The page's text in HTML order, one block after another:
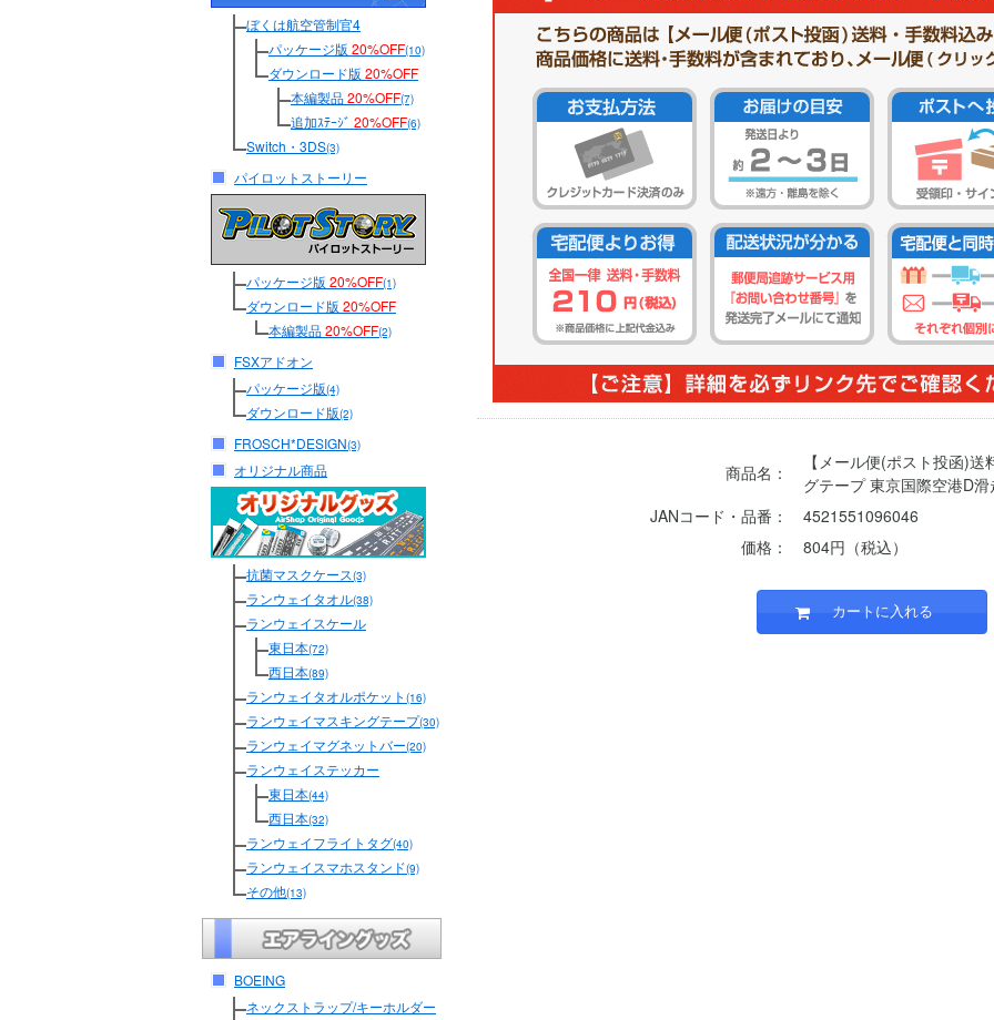
ぼくは航空管制官4
パッケージ版 20%OFF(10)
ダウンロード版 20%OFF
本編製品20%OFF(7)
追加ｽﾃｰｼﾞ 20%OFF(6)
Switch・3DS(3)
パイロットストーリー
パッケージ版 20%OFF(1)
ダウンロード版 20%OFF
本編製品20%OFF(2)
FSXアドオン
パッケージ版(4)
ダウンロード版(2)
FROSCH*DESIGN(3)
オリジナル商品
抗菌マスクケース(3)
ランウェイタオル(38)
ランウェイスケール
東日本(72)
西日本(89)
ランウェイタオルポケット (16)
ランウェイマスキングテープ(30)
ランウェイマグネットバー(20)
ランウェイステッカー
東日本(44)
西日本(32)
ランウェイフライトタグ(40)
ランウェイスマホスタンド(9)
その他(13)
BOEING
ネックストラップ/キーホルダー
商品名：
【メール便(ポスト投函)
グテープ 東京国際空港D
JANコード・品番：
4521551096046
価格：
804円（税込）